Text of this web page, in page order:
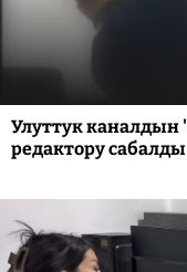
Улуттук
редактору сабалды